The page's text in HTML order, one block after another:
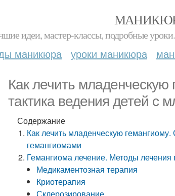
идеи, мастер-классы, подробные
маникюра уроки маникюра
Как лечить младенческую
тактика ведения детей с
Содержание
Как лечить младенческую
гемангиомами
Гемангиома лечение. Методы лечения
Медикаментозная терапия
Криотерапия